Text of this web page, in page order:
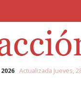
Actualizada Jueves,